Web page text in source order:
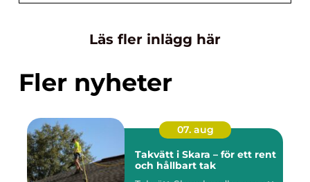
Läs fler inlägg här
Fler nyheter
07. aug
Takvätt i Skara – för ett rent
och hållbart tak